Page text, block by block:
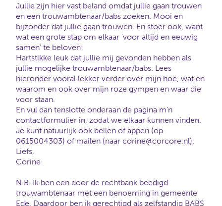
Jullie zijn hier vast beland omdat jullie gaan trouwen
en een trouwambtenaar/babs zoeken. Mooi en
bijzonder dat jullie gaan trouwen. En stoer ook, want
wat een grote stap om elkaar 'voor altijd en eeuwig
samen' te beloven!
Hartstikke leuk dat jullie mij gevonden hebben als
jullie mogelijke trouwambtenaar/babs. Lees
hieronder vooral lekker verder over mijn hoe, wat en
waarom en ook over mijn roze gympen en waar die
voor staan.
En vul dan tenslotte onderaan de pagina m'n
contactformulier in, zodat we elkaar kunnen vinden.
Je kunt natuurlijk ook bellen of appen (op
0615004303) of mailen (naar corine@corcore.nl).
Liefs,
Corine
N.B. Ik ben een door de rechtbank beëdigd
trouwambtenaar met een benoeming in gemeente
Ede. Daardoor ben ik gerechtigd als zelfstandig BABS